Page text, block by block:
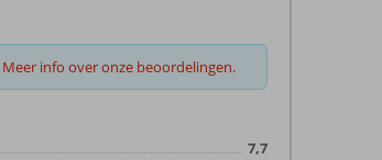
Meer info over onze beoordelingen.
7,7